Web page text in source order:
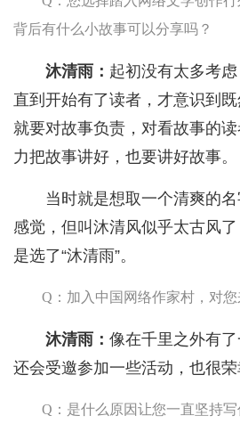
背后有什么小故事可以分享吗？
沐清雨： 起初没有太多考虑
直到开始有了读者，才意识到既
就要对故事负责，对看故事的
力把故事讲好，也要讲好故事。
当时就是想取一个清爽的
感觉，但叫沐清风似乎太古风
是选了“沐清雨”。
Q：加入中国网络作家村，对
沐清雨： 像在千里之外有
还会受邀参加一些活动，也很荣
Q：是什么原因让您一直坚持写